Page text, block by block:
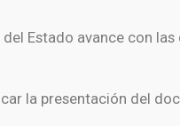
Estado avance con
la presentación del